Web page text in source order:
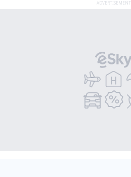
ADVERTISEMENT